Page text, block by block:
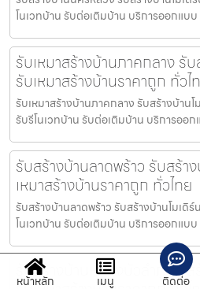
โนเวทบ้าน รับต่อเติมบ้าน บริการออกแบ
รับเหมาสร้างบ้านภาคกลาง รั
รับเหมาสร้างบ้านราคาถูก ทั่วไ
รับเหมาสร้างบ้านภาคกลาง รับสร้างบ้านโ
รับรีโนเวทบ้าน รับต่อเติมบ้าน บริการออ
รับสร้างบ้านลาดพร้าว รับสร้
เหมาสร้างบ้านราคาถูก ทั่วไทย
รับสร้างบ้านลาดพร้าว รับสร้างบ้านโมเดิ
โนเวทบ้าน รับต่อเติมบ้าน บริการออกแบ
รับสร้างบ้านหนองบัวลำภู รับ
หน้าหลัก เมนู ติดต่อ